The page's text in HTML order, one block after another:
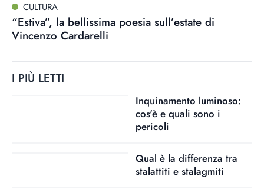
CULTURA
“Estiva”, la bellissima poesia sull’estate di
Vincenzo Cardarelli
I PIÙ LETTI
Inquinamento luminoso:
cos'è e quali sono i
pericoli
Qual è la differenza tra
stalattiti e stalagmiti